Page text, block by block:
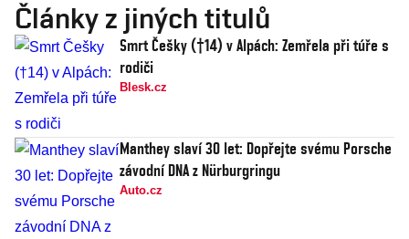
Články z jiných titulů
Smrt Češky (†14) v Alpách: Zemřela při túře s
rodiči
Blesk.cz
Manthey slaví 30 let: Dopřejte svému Porsche
závodní DNA z Nürburgringu
Auto.cz